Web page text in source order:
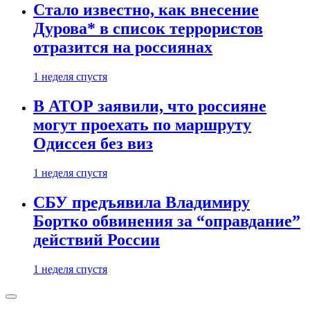
Стало известно, как внесение
Дурова* в список террористов
отразится на россиянах
1 неделя спустя
В АТОР заявили, что россияне
могут проехать по маршруту
Одиссея без виз
1 неделя спустя
СБУ предъявила Владимиру
Бортко обвинения за “оправдание”
действий России
1 неделя спустя